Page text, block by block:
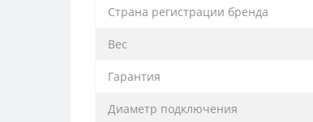
Cтрана регистрации бренда
Вес
Гарантия
Диаметр подключения